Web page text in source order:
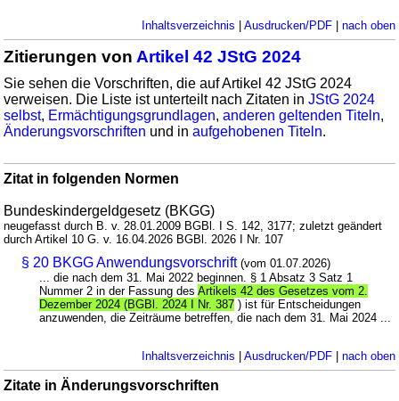
Inhaltsverzeichnis | Ausdrucken/PDF| nach oben
Zitierungen von Artikel 42 JStG 2024
Sie sehen die Vorschriften, die auf Artikel 42 JStG 2024
verweisen. Die Liste ist unterteilt nach Zitaten inJStG 2024
selbst, Ermächtigungsgrundlagen,anderen geltenden Titeln,
Änderungsvorschriften und inaufgehobenen Titeln.
Zitat in folgenden Normen
Bundeskindergeldgesetz (BKGG)
neugefasst durch B. v. 28.01.2009 BGBl. I S. 142, 3177; zuletzt geändert
durch Artikel 10 G. v. 16.04.2026 BGBl. 2026 I Nr. 107
§ 20 BKGG Anwendungsvorschrift (vom 01.07.2026)
... die nach dem 31. Mai 2022 beginnen. § 1 Absatz 3 Satz 1
Nummer 2 in der Fassung desArtikels 42 des Gesetzes vom 2.
Dezember 2024 (BGBl. 2024 I Nr. 387 ) ist für Entscheidungen
anzuwenden, die Zeiträume betreffen, die nach dem 31. Mai 2024 ...
Inhaltsverzeichnis | Ausdrucken/PDF| nach oben
Zitate in Änderungsvorschriften